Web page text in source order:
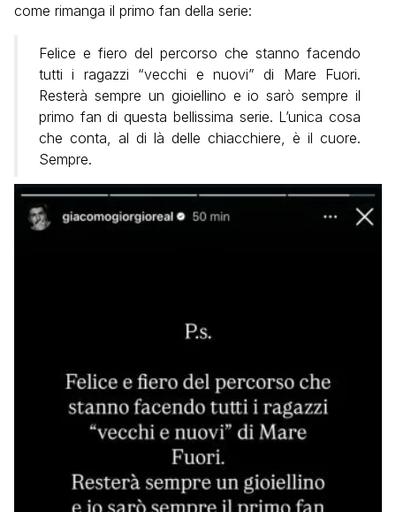
come rimanga il primo fan della serie:
Felice e fiero del percorso che stanno facendo
tutti i ragazzi “vecchi e nuovi” di Mare Fuori.
Resterà sempre un gioiellino e io sarò sempre il
primo fan di questa bellissima serie. L’unica cosa
che conta, al di là delle chiacchiere, è il cuore.
Sempre.